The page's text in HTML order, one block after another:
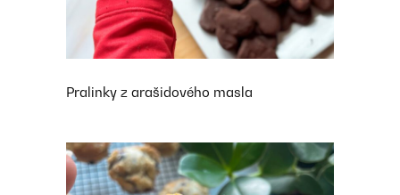
Pralinky z arašidového masla